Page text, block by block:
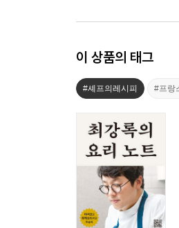
이 상품의 태그
#셰프의레시피 #프랑